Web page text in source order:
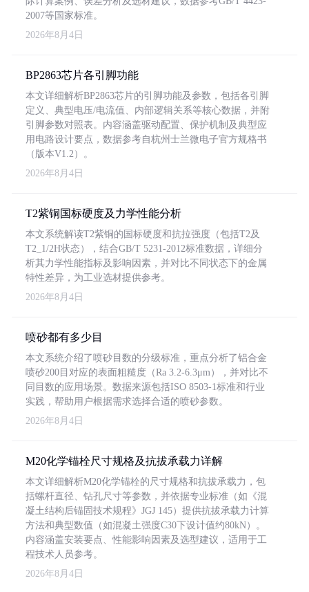
2007等国家标准。
2026年8月4日
BP2863芯片各引脚功能
本文详细解析BP2863芯片的引脚功能及参数，包括各引脚
定义、典型电压/电流值、内部逻辑关系等核心数据，并附
引脚参数对照表。内容涵盖驱动配置、保护机制及典型应
用电路设计要点，数据参考自杭州士兰微电子官方规格书
（版本V1.2）。
2026年8月4日
T2紫铜国标硬度及力学性能分析
本文系统解读T2紫铜的国标硬度和抗拉强度（包括T2及
T2_1/2H状态），结合GB/T 5231-2012标准数据，详细分
析其力学性能指标及影响因素，并对比不同状态下的金属
特性差异，为工业选材提供参考。
2026年8月4日
喷砂都有多少目
本文系统介绍了喷砂目数的分级标准，重点分析了铝合金
喷砂200目对应的表面粗糙度（Ra 3.2-6.3μm），并对比不
同目数的应用场景。数据来源包括ISO 8503-1标准和行业
实践，帮助用户根据需求选择合适的喷砂参数。
2026年8月4日
M20化学锚栓尺寸规格及抗拔承载力详解
本文详细解析M20化学锚栓的尺寸规格和抗拔承载力，包
括螺杆直径、钻孔尺寸等参数，并依据专业标准（如《混
凝土结构后锚固技术规程》JGJ 145）提供抗拔承载力计算
方法和典型数值（如混凝土强度C30下设计值约80kN）。
内容涵盖安装要点、性能影响因素及选型建议，适用于工
程技术人员参考。
2026年8月4日